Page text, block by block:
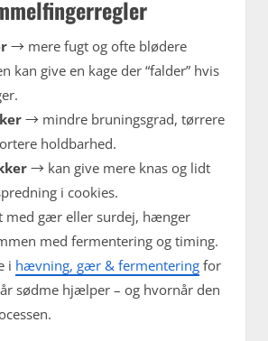
→ mere fugt og ofte blødere
kan give en kage der “falder” hvis
→ mindre bruningsgrad, tørrere
holdbarhed.
→ kan give mere knas og lidt
i cookies.
med gær eller surdej, hænger
med fermentering og timing.
i hævning, gær & fermentering for
sødme hjælper – og hvornår den